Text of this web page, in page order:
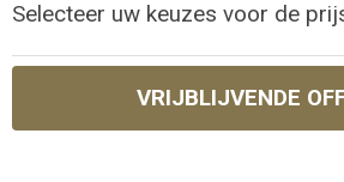
Selecteer uw keuzes voor de
VRIJBLIJVENDE